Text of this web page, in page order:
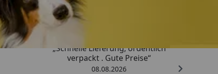
„Schnelle Lieferung, ordentlich
verpackt . Gute Preise“
08.08.2026